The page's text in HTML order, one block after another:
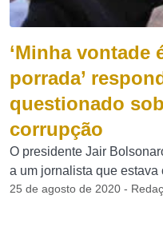
‘Minha vontade
porrada’
questionado
corrupção
O presidente Jair
a um jornalista que estava
25 de agosto de 2020 -